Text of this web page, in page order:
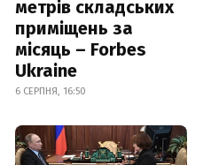
метрів складських
приміщень за
місяць – Forbes
Ukraine
6 СЕРПНЯ, 16:50